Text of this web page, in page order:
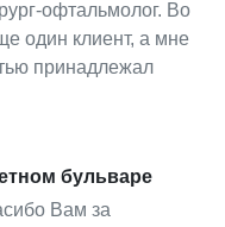
офтальмолог. Во
один клиент, а мне
принадлежал
бульваре
Вам за